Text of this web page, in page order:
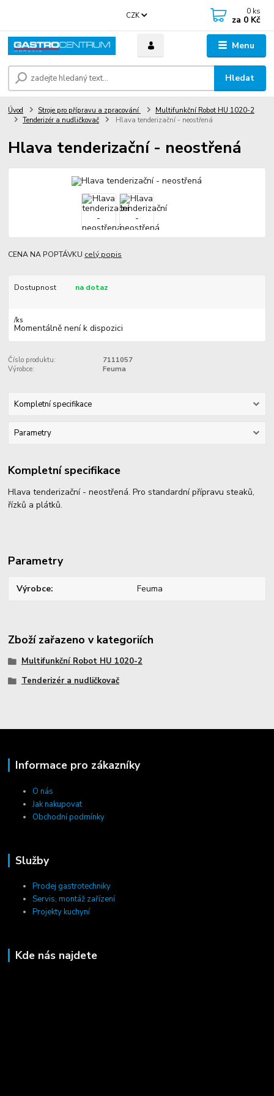
Menu
CZK
Hledat
0 ks
za 0 Kč
Úvod Stroje pro přípravu a zpracování
Multifunkční Robot HU 1020-2
Tenderizér a nudličkovač
Hlava tenderizační - neostřená
Hlava tenderizační - neostřená
CENA NA POPTÁVKU celý popis
Dostupnost na dotaz
/ks
Momentálně není k dispozici
Číslo produktu:
7111057
Výrobce:
Feuma
Kompletní specifikace
Parametry
Kompletní specifikace
Hlava tenderizační - neostřená. Pro standardní přípravu steaků,
řízků a plátků.
Parametry
Výrobce Feuma
Zboží zařazeno v kategoriích
Multifunkční Robot HU 1020-2
Tenderizér a nudličkovač
Informace pro zákazníky
O nás
Jak nakupovat
Obchodní podmínky
Služby
Prodej gastrotechniky
Servis, montáž zařízení
Projekty kuchyní
Kde nás najdete